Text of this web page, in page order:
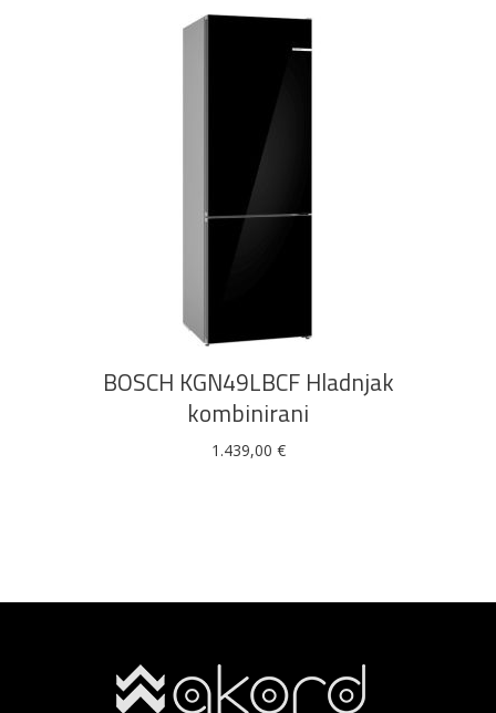
BOSCH KGN49LBCF Hladnjak
kombinirani
1.439,00 €